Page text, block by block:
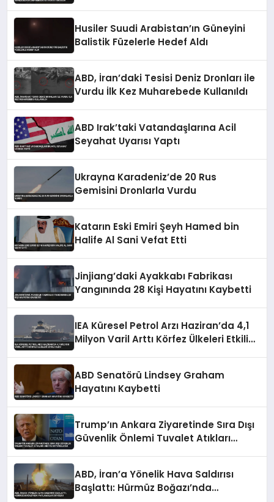
Husiler Suudi Arabistan’ın Güneyini
Balistik Füzelerle Hedef Aldı
ABD, İran’daki Tesisi Deniz Dronları ile
Vurdu İlk Kez Muharebede Kullanıldı
ABD Irak’taki Vatandaşlarına Acil
Seyahat Uyarısı Yaptı
Ukrayna Karadeniz’de 20 Rus
Gemisini Dronlarla Vurdu
Katarın Eski Emiri Şeyh Hamed bin
Halife Al Sani Vefat Etti
Jinjiang’daki Ayakkabı Fabrikası
Yangınında 28 Kişi Hayatını Kaybetti
IEA Küresel Petrol Arzı Haziran’da 4,1
Milyon Varil Arttı Körfez Ülkeleri Etkili
ABD Senatörü Lindsey Graham
Hayatını Kaybetti
Trump’ın Ankara Ziyaretinde Sıra Dışı
Güvenlik Önlemi Tuvalet Atıkları
ABD, İran’a Yönelik Hava Saldırısı
Başlattı: Hürmüz Boğazı’nda